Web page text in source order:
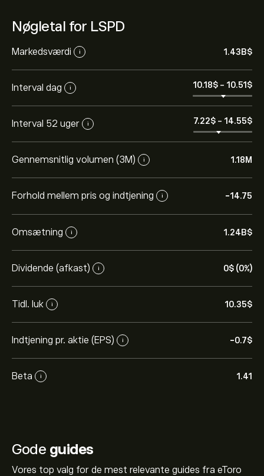
Nøgletal for LSPD
Markedsværdi i 1.43B‎$‎
Interval dag i 10.18‎$‎ - 10.51‎$‎
Interval 52 uger i 7.22‎$‎ - 14.55‎$‎
Gennemsnitlig volumen (3M) i 1.18M
Forhold mellem pris og indtjening i -14.75
Omsætning i 1.24B‎$‎
Dividende (afkast) i 0‎$‎ (0%)
Tidl. luk i 10.35‎$‎
Indtjening pr. aktie (EPS) i -0.7‎$‎
Beta i 1.41
Gode guides
Vores top valg for de mest relevante guides fra eToro